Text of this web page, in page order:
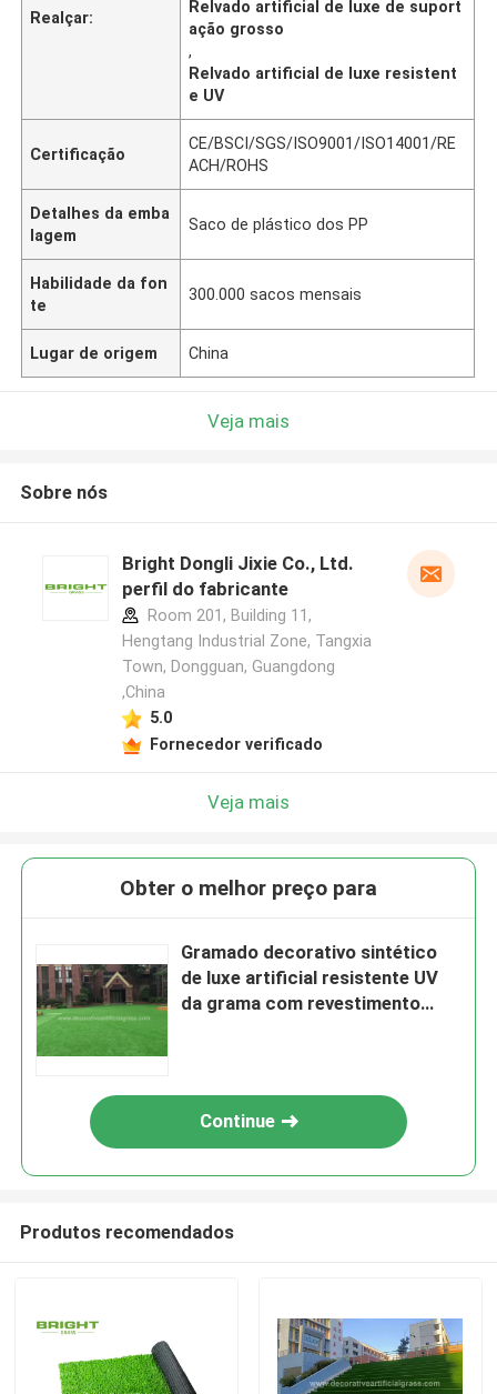
Realçar:
Relvado artificial de luxe de suport
ação grosso
,
Relvado artificial de luxe resistent
e UV
Certificação
CE/BSCI/SGS/ISO9001/ISO14001/RE
ACH/ROHS
Detalhes da emba
lagem
Saco de plástico dos PP
Habilidade da fon
te
300.000 sacos mensais
Lugar de origem China
Veja mais
Sobre nós
Bright Dongli Jixie Co., Ltd.
perfil do fabricante
Room 201, Building 11,
Hengtang Industrial Zone, Tangxia
Town, Dongguan, Guangdong
,China
5.0
Fornecedor verificado
Veja mais
Obter o melhor preço para
Gramado decorativo sintético
de luxe artificial resistente UV
da grama com revestimento
Continue
Produtos recomendados